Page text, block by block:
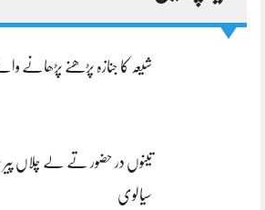
شیعہ کا جنازہ پڑھنے پڑھانے
تینوں در حضور تے لے چلاں پیر
سیالوی